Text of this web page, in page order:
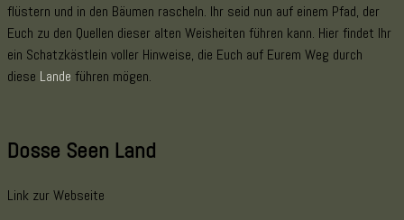
flüstern und in den Bäumen rascheln. Ihr seid nun auf einem Pfad, der
Euch zu den Quellen dieser alten Weisheiten führen kann. Hier findet Ihr
ein Schatzkästlein voller Hinweise, die Euch auf Eurem Weg durch
diese Lande führen mögen.
Dosse Seen Land
Link zur Webseite